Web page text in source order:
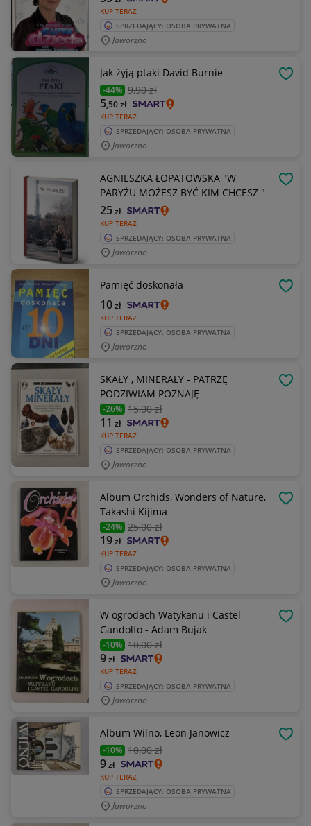
KUP TERAZ
SPRZEDAJĄCY: OSOBA PRYWATNA
Jaworzno
Jak żyją ptaki David Burnie
-44% 9,90 zł
KUP TERAZ
5,50zł
SPRZEDAJĄCY: OSOBA PRYWATNA
Jaworzno
AGNIESZKA ŁOPATOWSKA "W
PARYŻU MOŻESZ BYĆ KIM CHCESZ "
KUP TERAZ
25zł
SPRZEDAJĄCY: OSOBA PRYWATNA
Jaworzno
Pamięć doskonała
KUP TERAZ
10zł
SPRZEDAJĄCY: OSOBA PRYWATNA
Jaworzno
SKAŁY , MINERAŁY - PATRZĘ
PODZIWIAM POZNAJĘ
-26% 15,00 zł
KUP TERAZ
11 zł
SPRZEDAJĄCY: OSOBA PRYWATNA
Jaworzno
Album Orchids, Wonders of Nature,
Takashi Kijima
-24% 25,00 zł
KUP TERAZ
19zł
SPRZEDAJĄCY: OSOBA PRYWATNA
Jaworzno
W ogrodach Watykanu i Castel
Gandolfo - Adam Bujak
-10% 10,00 zł
KUP TERAZ
9zł
SPRZEDAJĄCY: OSOBA PRYWATNA
Jaworzno
Album Wilno, Leon Janowicz
-10% 10,00 zł
KUP TERAZ
9zł
SPRZEDAJĄCY: OSOBA PRYWATNA
Jaworzno